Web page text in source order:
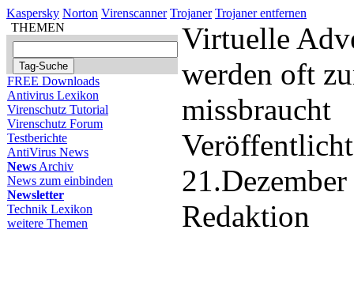
Kaspersky Norton Virenscanner Trojaner Trojaner entfernen
THEMEN
FREE Downloads
Antivirus Lexikon
Virenschutz Tutorial
Virenschutz Forum
Testberichte
AntiVirus News
News Archiv
News zum einbinden
Newsletter
Technik Lexikon
weitere Themen
Virtuelle
werden oft
missbraucht
Redaktion